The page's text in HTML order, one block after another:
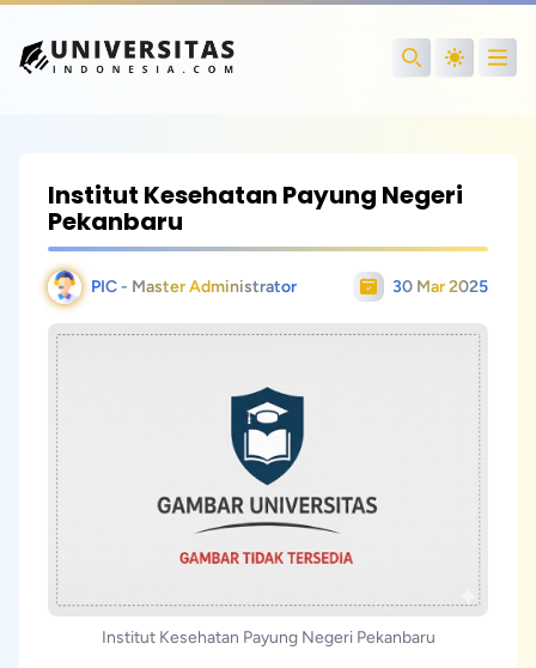
Search
Institut Kesehatan Payung Negeri
Pekanbaru
PIC - Master Administrator 30 Mar 2025
Institut Kesehatan Payung Negeri Pekanbaru